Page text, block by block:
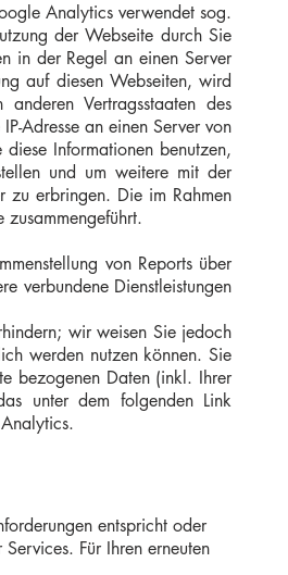
Analytics verwendet sog.
der Webseite durch Sie
in der Regel an einen Server
auf diesen Webseiten, wird
Vertragsstaaten des
Adresse an einen Server von
Informationen benutzen,
und um weitere mit der
zu erbringen. Die im Rahmen
von Reports über
verbundene Dienstleistungen
wir weisen Sie jedoch
werden nutzen können. Sie
bezogenen Daten (inkl. Ihrer
unter dem folgenden Link
.
entspricht oder
Für Ihren erneuten